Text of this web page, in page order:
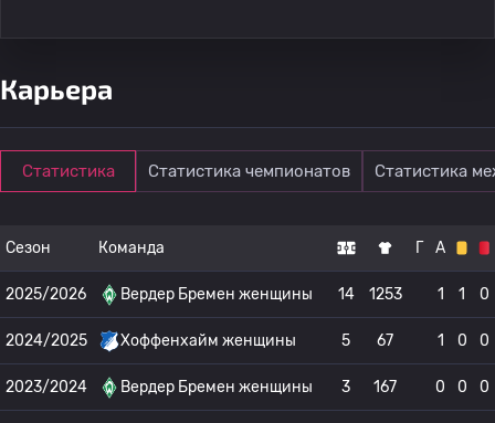
Карьера
Статистика Статистика чемпионатов Статистика
Сезон Команда Г А
2025/2026 Вердер Бремен женщины 14 1253 1 1 0
2024/2025 Хоффенхайм женщины 5 67 1 0 0
2023/2024 Вердер Бремен женщины 3 167 0 0 0